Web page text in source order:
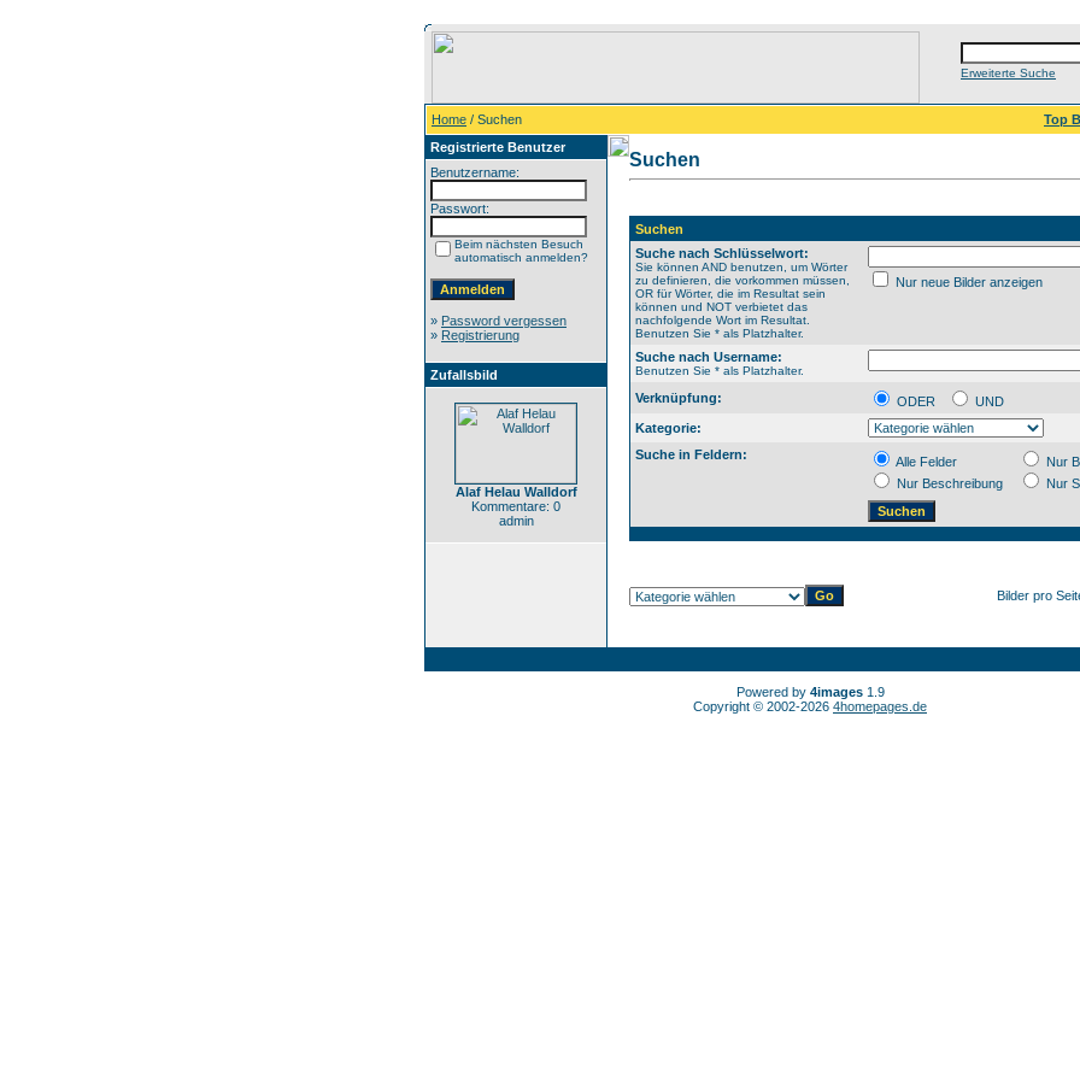
Erweiterte Suche
Home / Suchen
Top
Registrierte Benutzer
Benutzername:
Passwort:
Beim nächsten Besuch
automatisch anmelden?
» Password vergessen
» Registrierung
Zufallsbild
Alaf Helau Walldorf
Kommentare: 0
admin
Suchen
Suchen
Suche nach Schlüsselwort:
Sie können AND benutzen, um Wörter
zu definieren, die vorkommen müssen,
OR für Wörter, die im Resultat sein
können und NOT verbietet das
nachfolgende Wort im Resultat.
Benutzen Sie * als Platzhalter.
Nur neue Bilder anzeigen
Suche nach Username:
Benutzen Sie * als Platzhalter.
Verknüpfung: ODER
UND
Kategorie:
Suche in Feldern:
Alle Felder
Nur
Nur Beschreibung
Nur
Bilder pro
Powered by 4images1.9
Copyright © 2002-2026 4homepages.de